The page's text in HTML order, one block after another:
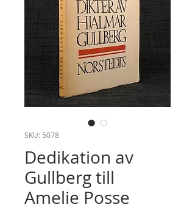
SKU: 5078
Dedikation av
Gullberg till
Amelie Posse